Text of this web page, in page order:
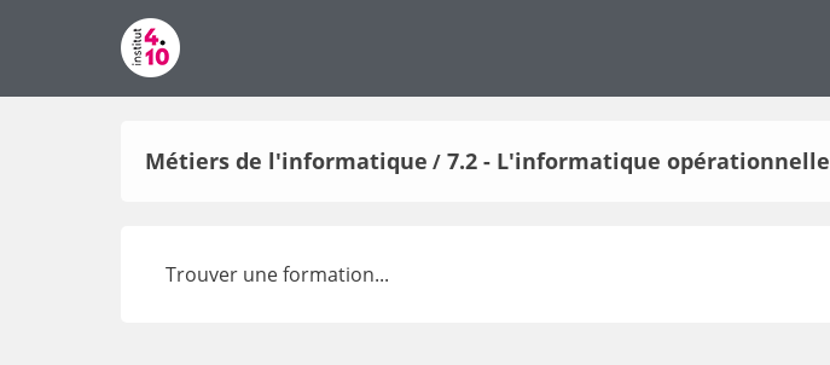
Métiers de l'informatique / 7.2 - L'informatique opérationnelle